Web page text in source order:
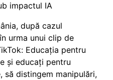
impactul IA
după cazul
urma unui clip de
Educația pentru
și educați pentru
să distingem manipulări,